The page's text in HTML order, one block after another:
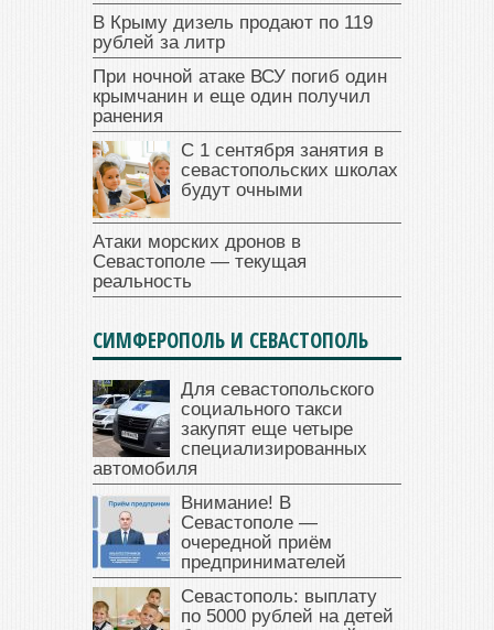
В Крыму дизель продают по 119
рублей за литр
При ночной атаке ВСУ погиб один
крымчанин и еще один получил
ранения
С 1 сентября занятия в
севастопольских школах
будут очными
Атаки морских дронов в
Севастополе — текущая
реальность
СИМФЕРОПОЛЬ И СЕВАСТОПОЛЬ
Для севастопольского
социального такси
закупят еще четыре
специализированных
автомобиля
Внимание! В
Севастополе —
очередной приём
предпринимателей
Севастополь: выплату
по 5000 рублей на детей